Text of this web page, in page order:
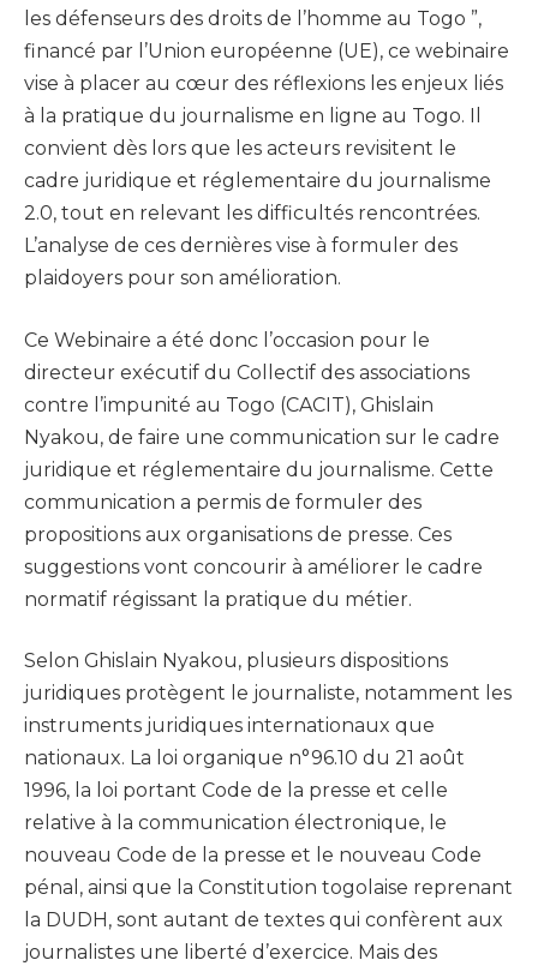
les défenseurs des droits de l’homme au Togo ”,
financé par l’Union européenne (UE), ce webinaire
vise à placer au cœur des réflexions les enjeux liés
à la pratique du journalisme en ligne au Togo. Il
convient dès lors que les acteurs revisitent le
cadre juridique et réglementaire du journalisme
2.0, tout en relevant les difficultés rencontrées.
L’analyse de ces dernières vise à formuler des
plaidoyers pour son amélioration.
Ce Webinaire a été donc l’occasion pour le
directeur exécutif du Collectif des associations
contre l’impunité au Togo (CACIT), Ghislain
Nyakou, de faire une communication sur le cadre
juridique et réglementaire du journalisme. Cette
communication a permis de formuler des
propositions aux organisations de presse. Ces
suggestions vont concourir à améliorer le cadre
normatif régissant la pratique du métier.
Selon Ghislain Nyakou, plusieurs dispositions
juridiques protègent le journaliste, notamment les
instruments juridiques internationaux que
nationaux. La loi organique n°96.10 du 21 août
1996, la loi portant Code de la presse et celle
relative à la communication électronique, le
nouveau Code de la presse et le nouveau Code
pénal, ainsi que la Constitution togolaise reprenant
la DUDH, sont autant de textes qui confèrent aux
journalistes une liberté d’exercice. Mais des